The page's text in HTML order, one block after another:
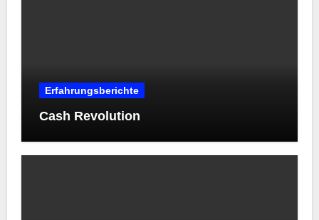
Erfahrungsberichte
Cash Revolution